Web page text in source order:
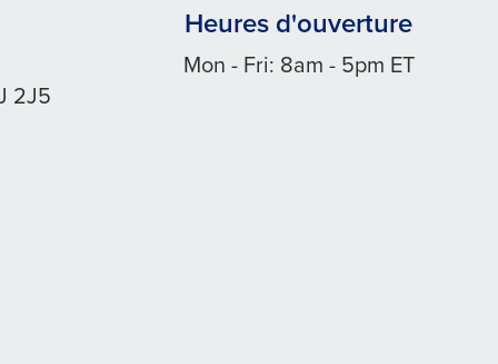
2J5
Heures d'ouverture
Mon - Fri: 8am - 5pm ET